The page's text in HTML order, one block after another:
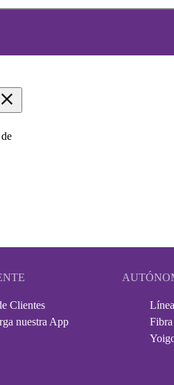
Clientes
nuestra App